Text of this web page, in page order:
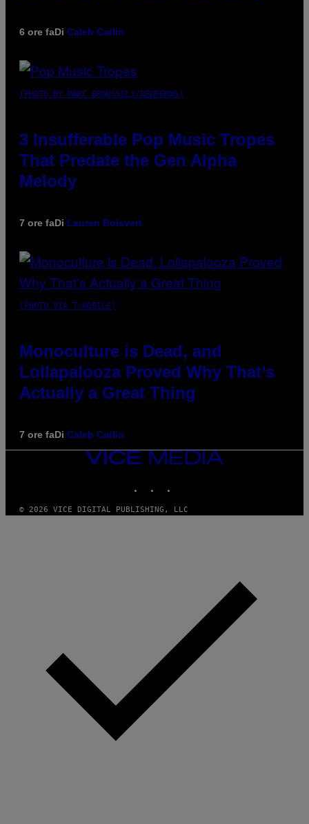
6 ore faDi Caleb Catlin
(PHOTO BY MARC BROUSSELY/REDFERNS)
3 Insufferable Pop Music Tropes
That Predate the Gen Alpha
Melody
7 ore faDi Lauren Boisvert
(PHOTO VIA T-MOBILE)
Monoculture is Dead, and
Lollapalooza Proved Why That’s
Actually a Great Thing
7 ore faDi Caleb Catlin
VICE
MEDIA
© 2026 VICE DIGITAL PUBLISHING, LLC